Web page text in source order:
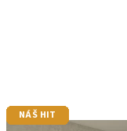
NÁŠ HIT
NÁŠ HIT
NÁŠ HIT
NÁŠ HIT
NÁŠ HIT
NÁŠ HIT
NÁŠ HIT
NÁŠ HIT
NÁŠ HIT
NÁŠ HIT
NÁŠ HIT
NÁŠ HIT
NÁŠ HIT
NÁŠ HIT
NÁŠ HIT
NÁŠ HIT
NÁŠ HIT
NÁŠ HIT
NÁŠ HIT
NÁŠ HIT
NÁŠ HIT
NÁŠ HIT
NÁŠ HIT
NÁŠ HIT